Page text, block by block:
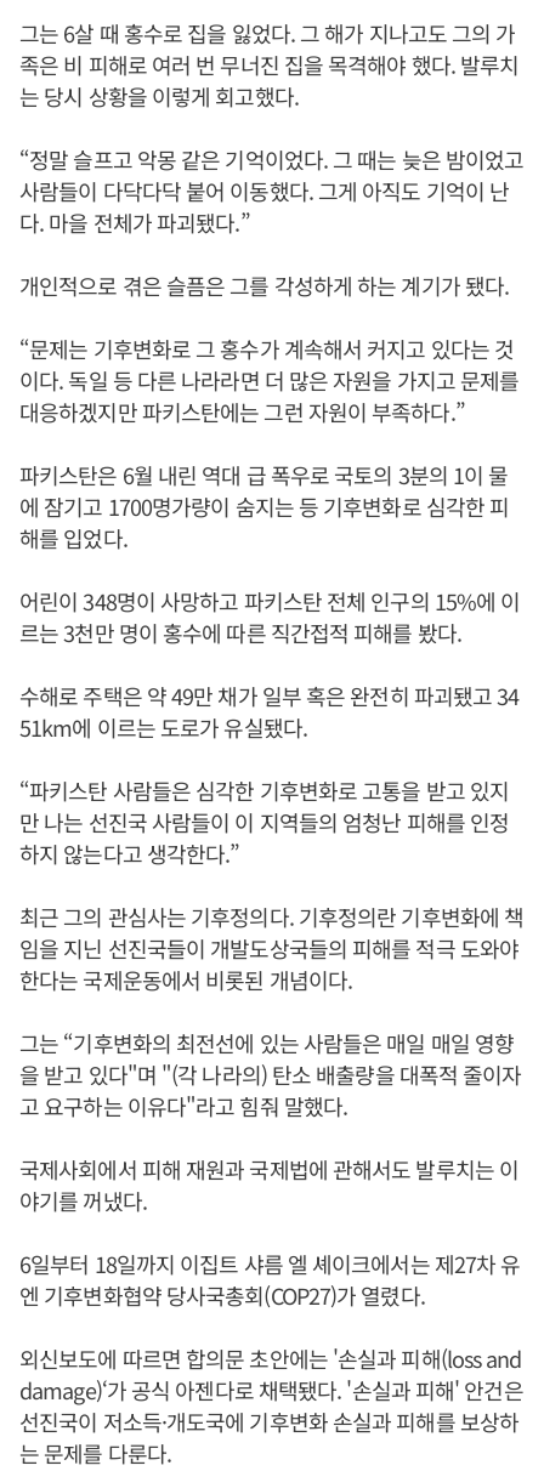
그는 6살 때 홍수로 집을 잃었다. 그 해가 지나고도 그의 가
족은 비 피해로 여러 번 무너진 집을 목격해야 했다. 발루치
는 당시 상황을 이렇게 회고했다.
“정말 슬프고 악몽 같은 기억이었다. 그 때는 늦은 밤이었고
사람들이 다닥다닥 붙어 이동했다. 그게 아직도 기억이 난
다. 마을 전체가 파괴됐다.”
개인적으로 겪은 슬픔은 그를 각성하게 하는 계기가 됐다.
“문제는 기후변화로 그 홍수가 계속해서 커지고 있다는 것
이다. 독일 등 다른 나라라면 더 많은 자원을 가지고 문제를
대응하겠지만 파키스탄에는 그런 자원이 부족하다.”
파키스탄은 6월 내린 역대 급 폭우로 국토의 3분의 1이 물
에 잠기고 1700명가량이 숨지는 등 기후변화로 심각한 피
해를 입었다.
어린이 348명이 사망하고 파키스탄 전체 인구의 15%에 이
르는 3천만 명이 홍수에 따른 직간접적 피해를 봤다.
수해로 주택은 약 49만 채가 일부 혹은 완전히 파괴됐고 34
51km에 이르는 도로가 유실됐다.
“파키스탄 사람들은 심각한 기후변화로 고통을 받고 있지
만 나는 선진국 사람들이 이 지역들의 엄청난 피해를 인정
하지 않는다고 생각한다.”
최근 그의 관심사는 기후정의다. 기후정의란 기후변화에 책
임을 지닌 선진국들이 개발도상국들의 피해를 적극 도와야
한다는 국제운동에서 비롯된 개념이다.
그는 “기후변화의 최전선에 있는 사람들은 매일 매일 영향
을 받고 있다"며 "(각 나라의) 탄소 배출량을 대폭적 줄이자
고 요구하는 이유다"라고 힘줘 말했다.
국제사회에서 피해 재원과 국제법에 관해서도 발루치는 이
야기를 꺼냈다.
6일부터 18일까지 이집트 샤름 엘 셰이크에서는 제27차 유
엔 기후변화협약 당사국총회(COP27)가 열렸다.
외신보도에 따르면 합의문 초안에는 '손실과 피해(loss and
damage)‘가 공식 아젠다로 채택됐다. '손실과 피해' 안건은
선진국이 저소득·개도국에 기후변화 손실과 피해를 보상하
는 문제를 다룬다.